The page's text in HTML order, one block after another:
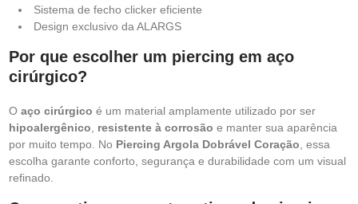
Sistema de fecho clicker eficiente
Design exclusivo da ALARGS
Por que escolher um piercing em aço
cirúrgico?
O aço cirúrgico é um material amplamente utilizado por ser
hipoalergênico
resistente à corrosão e manter sua aparência
por muito tempo. No Piercing Argola Dobrável Coração , essa
escolha garante conforto, segurança e durabilidade com um visual
refinado.